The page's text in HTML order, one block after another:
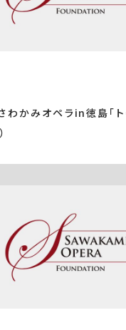
わかみオペラin徳島「ト